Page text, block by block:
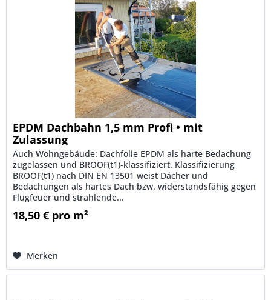
EPDM Dachbahn 1,5 mm Profi • mit
Zulassung
Auch Wohngebäude: Dachfolie EPDM als harte Bedachung
zugelassen und BROOF(t1)-klassifiziert. Klassifizierung
BROOF(t1) nach DIN EN 13501 weist Dächer und
Bedachungen als hartes Dach bzw. widerstandsfähig gegen
Flugfeuer und strahlende...
18,50 € pro m²
Merken